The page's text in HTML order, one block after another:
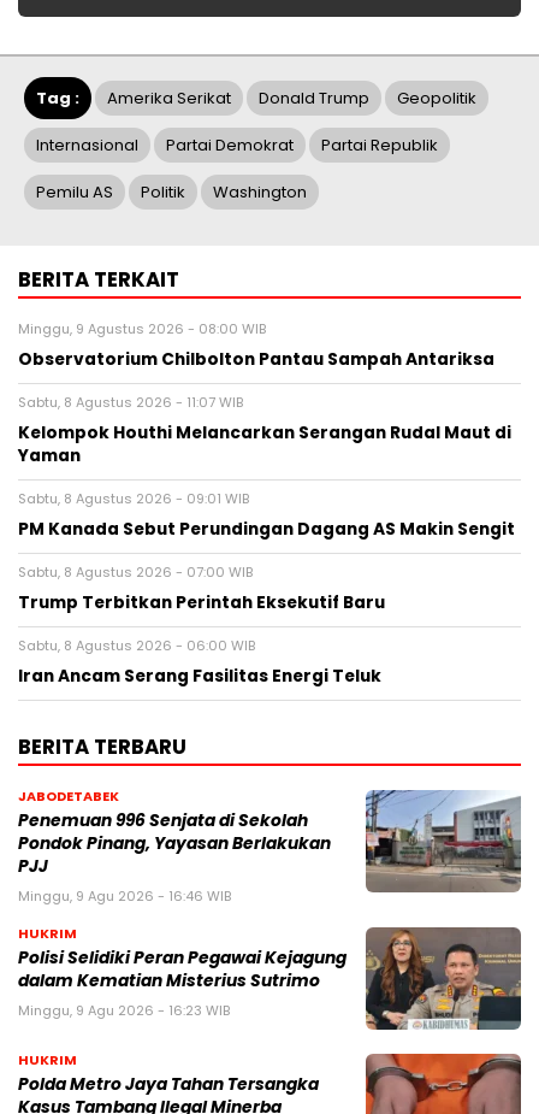
Tag : Amerika Serikat Donald Trump Geopolitik
Internasional Partai Demokrat Partai Republik
Pemilu AS Politik Washington
BERITA TERKAIT
Minggu, 9 Agustus 2026 - 08:00 WIB
Observatorium Chilbolton Pantau Sampah Antariksa
Sabtu, 8 Agustus 2026 - 11:07 WIB
Kelompok Houthi Melancarkan Serangan Rudal Maut di
Yaman
Sabtu, 8 Agustus 2026 - 09:01 WIB
PM Kanada Sebut Perundingan Dagang AS Makin Sengit
Sabtu, 8 Agustus 2026 - 07:00 WIB
Trump Terbitkan Perintah Eksekutif Baru
Sabtu, 8 Agustus 2026 - 06:00 WIB
Iran Ancam Serang Fasilitas Energi Teluk
BERITA TERBARU
JABODETABEK
Penemuan 996 Senjata di Sekolah
Pondok Pinang, Yayasan Berlakukan
PJJ
Minggu, 9 Agu 2026 - 16:46 WIB
HUKRIM
Polisi Selidiki Peran Pegawai Kejagung
dalam Kematian Misterius Sutrimo
Minggu, 9 Agu 2026 - 16:23 WIB
HUKRIM
Polda Metro Jaya Tahan Tersangka
Kasus Tambang Ilegal Minerba